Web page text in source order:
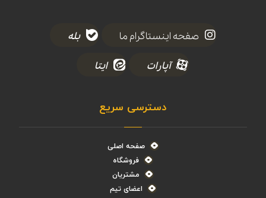
صفحه اینستاگرام ما بله
آپارات ایتا
دسترسی سریع
صفحه اصلی
فروشگاه
مشتریان
اعضای تیم